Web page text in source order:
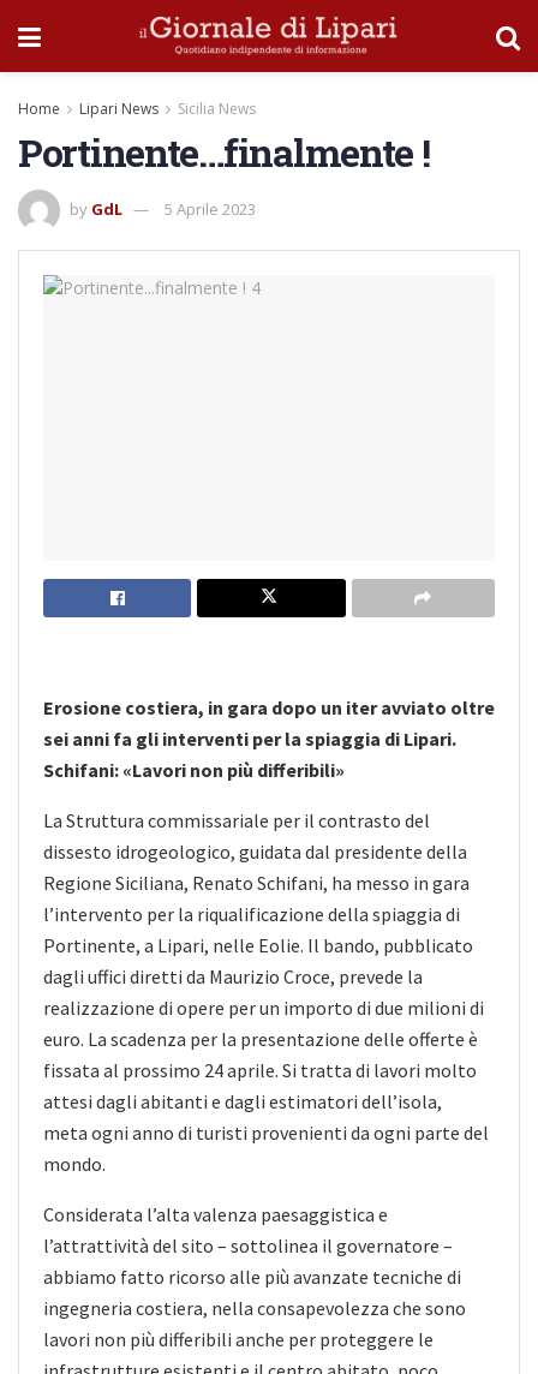
Home Lipari News Sicilia News
Portinente…finalmente !
by GdL 5 Aprile 2023
Erosione costiera, in gara dopo un iter avviato oltre
sei anni fa gli interventi per la spiaggia di Lipari.
Schifani: «Lavori non più differibili»
La Struttura commissariale per il contrasto del
dissesto idrogeologico, guidata dal presidente della
Regione Siciliana, Renato Schifani, ha messo in gara
l’intervento per la riqualificazione della spiaggia di
Portinente, a Lipari, nelle Eolie. Il bando, pubblicato
dagli uffici diretti da Maurizio Croce, prevede la
realizzazione di opere per un importo di due milioni di
euro. La scadenza per la presentazione delle offerte è
fissata al prossimo 24 aprile. Si tratta di lavori molto
attesi dagli abitanti e dagli estimatori dell’isola,
meta ogni anno di turisti provenienti da ogni parte del
mondo.
Considerata l’alta valenza paesaggistica e
l’attrattività del sito – sottolinea il governatore –
abbiamo fatto ricorso alle più avanzate tecniche di
ingegneria costiera, nella consapevolezza che sono
lavori non più differibili anche per proteggere le